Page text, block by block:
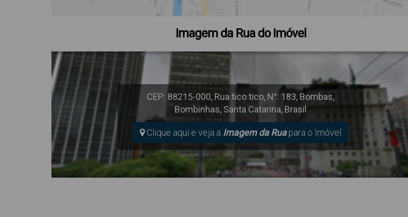
Imagem da Rua do Imóvel
CEP: 88215-000, Rua tico tico, N°: 183, Bombas,
Bombinhas, Santa Catarina, Brasil
Clique aqui e veja a Imagem da Ruapara o Imóvel